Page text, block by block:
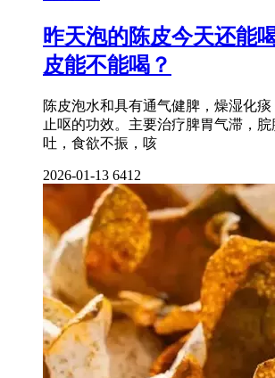
昨天泡的陈皮今天还能
皮能不能喝？
陈皮泡水和具有通气健脾，燥湿化
止呕的功效。主要治疗脾胃气滞，
吐，食欲不振，咳
2026-01-13 6412